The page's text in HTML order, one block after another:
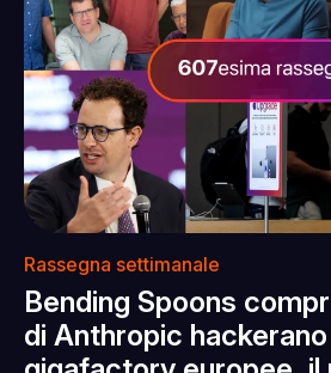
Rassegna settimanale
Bending Spoons
di Anthropic